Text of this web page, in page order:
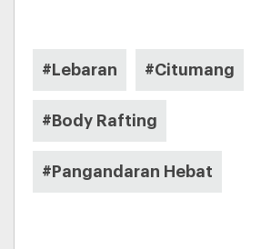
#Lebaran #Citumang
#Body Rafting
#Pangandaran Hebat